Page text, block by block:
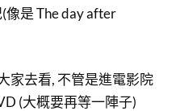
像是 The day after
家去看, 不管是進電影院
(大概要再等一陣子)